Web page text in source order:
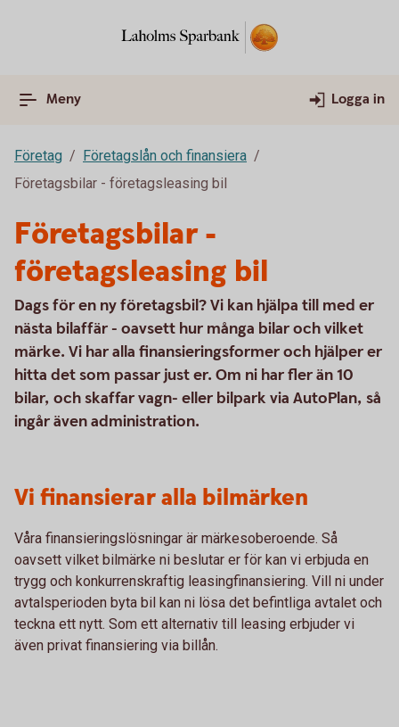
Meny Logga in
Företag
Företagslån och finansiera
Företagsbilar - företagsleasing bil
Företagsbilar -
företagsleasing bil
Dags för en ny företagsbil? Vi kan hjälpa till med er
nästa bilaffär - oavsett hur många bilar och vilket
märke. Vi har alla finansieringsformer och hjälper er
hitta det som passar just er. Om ni har fler än 10
bilar, och skaffar vagn- eller bilpark via AutoPlan, så
ingår även administration.
Vi finansierar alla bilmärken
Våra finansieringslösningar är märkesoberoende. Så
oavsett vilket bilmärke ni beslutar er för kan vi erbjuda en
trygg och konkurrenskraftig leasingfinansiering. Vill ni under
avtalsperioden byta bil kan ni lösa det befintliga avtalet och
teckna ett nytt. Som ett alternativ till leasing erbjuder vi
även privat finansiering via billån.